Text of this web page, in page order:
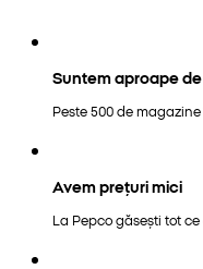
Suntem aproape
Peste 500 de
Avem prețuri mici
La Pepco găsești tot